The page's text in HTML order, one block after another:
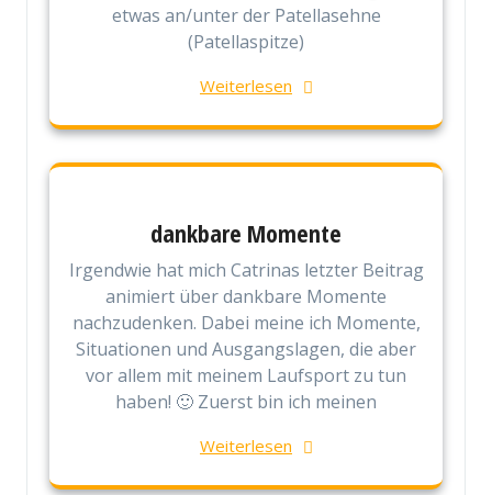
etwas an/unter der Patellasehne
(Patellaspitze)
Weiterlesen
dankbare Momente
Irgendwie hat mich Catrinas letzter Beitrag
animiert über dankbare Momente
nachzudenken. Dabei meine ich Momente,
Situationen und Ausgangslagen, die aber
vor allem mit meinem Laufsport zu tun
haben! 🙂 Zuerst bin ich meinen
Weiterlesen